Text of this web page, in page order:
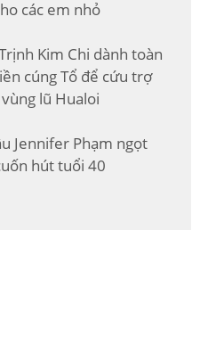
các em nhỏ
Kim Chi dành toàn
cúng Tổ để cứu trợ
lũ Hualoi
Jennifer Phạm ngọt
hút tuổi 40